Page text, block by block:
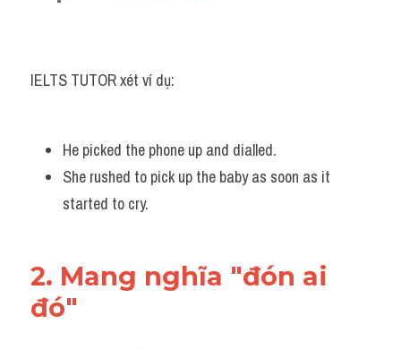
IELTS TUTOR xét ví dụ:
He picked the phone up and dialled.
She rushed to pick up the baby as soon as it
started to cry.
2. Mang nghĩa "đón ai
đó"